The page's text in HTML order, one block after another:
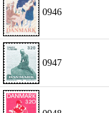
0946
0947